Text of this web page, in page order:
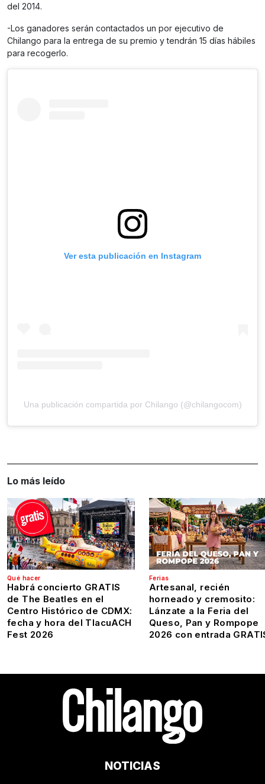
del 2014.
-Los ganadores serán contactados un por ejecutivo de
Chilango para la entrega de su premio y tendrán 15 días hábiles
para recogerlo.
Ver esta publicación en Instagram
Una publicación compartida por Chilango (@chilangocom)
Lo más leído
Qué hacer
Habrá concierto GRATIS
de The Beatles en el
Centro Histórico de CDMX:
fecha y hora del TlacuACH
Fest 2026
Ferias
Artesanal, recién
horneado y cremosito:
Lánzate a la Feria del
Queso, Pan y Rompope
2026 con entrada
NOTICIAS